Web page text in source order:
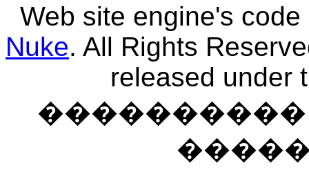
Web site engine's
Nuke. All Rights
released under
����������